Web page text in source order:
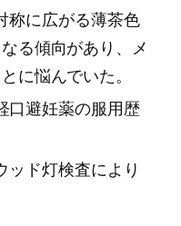
称に広がる薄茶色
る傾向があり、メ
に悩んでいた。
口避妊薬の服用歴
ッド灯検査により